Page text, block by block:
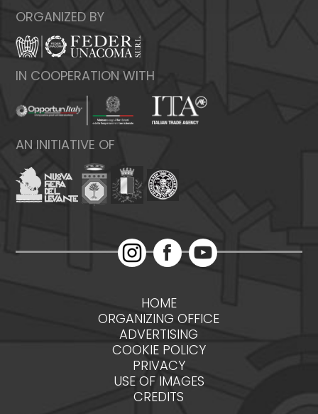
ORGANIZED BY
IN COOPERATION WITH
AN INITIATIVE OF
HOME
ORGANIZING OFFICE
ADVERTISING
COOKIE POLICY
PRIVACY
USE OF IMAGES
CREDITS